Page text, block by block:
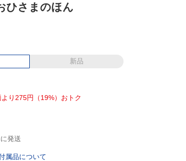
ひさまのほん
新品
より275円（19%）おトク
発送
属品について